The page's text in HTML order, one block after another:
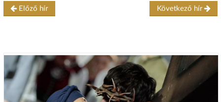
Előző hír Következő hír